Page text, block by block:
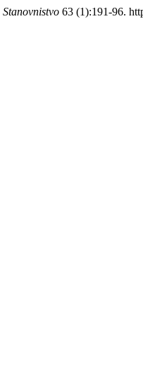
Stanovnistvo 63 (1):191-96.